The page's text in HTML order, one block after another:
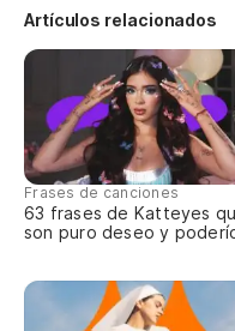
Artículos relacionados
Frases de canciones
63 frases de Katteyes
son puro deseo y